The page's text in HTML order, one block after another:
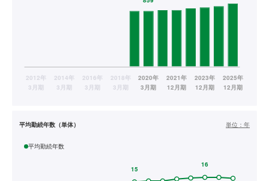
平均勤続年数（単体） 単位： 年
平均勤続年数